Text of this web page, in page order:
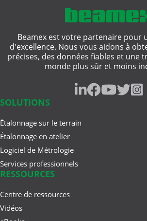
mai 06, 2025
Solutions de
Cloud ou sur site ...
Les 50 premières
Comment Beamex et
Comment convaincre
Beamex est votre partenaire pour
d'excellence. Nous vous aidons à
précises, des données fiables et une
monde plus sûr et moins
SOLUTIONS
Étalonnage sur le terrain
Étalonnage en atelier
Logiciel de Métrologie
Services professionnels
RESSOURCES
Centre de ressources
Vidéos